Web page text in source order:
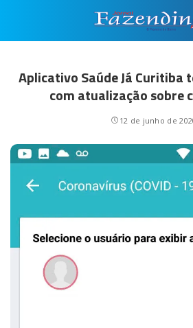
Aplicativo Saúde Já Curitiba
com atualização sobre
12 de junho de